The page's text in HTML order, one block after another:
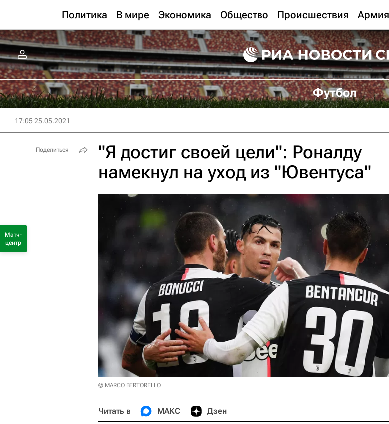
Политика В мире Экономика Общество Происшествия Армия
Футбол
17:05 25.05.2021
"Я достиг своей цели": Роналду
намекнул на уход из "Ювентуса"
© MARCO BERTORELLO
Читать в МАКС Дзен
Поделиться
Матч-
центр